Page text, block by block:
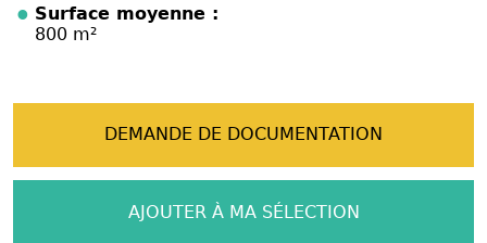
Surface moyenne :
800 m²
DEMANDE DE DOCUMENTATION
AJOUTER À MA SÉLECTION